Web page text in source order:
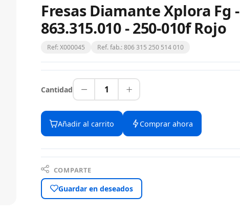
Fresas Diamante Xplora Fg -
863.315.010 - 250-010f Rojo
Ref: X000045 Ref. fab.: 806 315 250 514 010
Cantidad 1
Añadir al carrito Comprar ahora
COMPARTE
Guardar en deseados